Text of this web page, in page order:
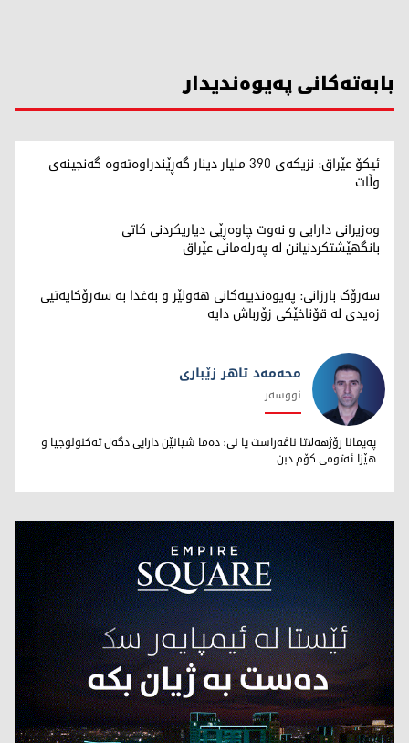
بابەتەکانی پەیوەندیدار
ئیکۆ عێراق: نزیکەی 390 ملیار دینار گەڕێندراوەتەوە گەنجینەی
وڵات
وەزیرانی دارایی و نەوت چاوەڕێی دیاریکردنی کاتی
بانگهێشتکردنیانن لە پەرلەمانی عێراق
سەرۆک بارزانی: پەیوەندییەکانی هەولێر و بەغدا بە سەرۆکایەتیی
زەیدی لە قۆناخێکی زۆرباش دایە
محەمەد تاهر زێبارى
محەمەد تاهر زێبارى
نووسەر
پەیمانا رۆژهەلاتا ناڤەراست یا نى: دەما شیانێن دارایى دگەل تەکنولوجیا و
هێزا ئەتومى کۆم دبن